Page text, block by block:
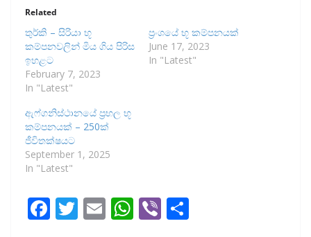
Related
තුර්කි – සිරියා භූ
කම්පනවලින් මිය ගිය පිරිස
ඉහළට
February 7, 2023
In "Latest"
ප්‍රංශයේ භූ කම්පනයක්
June 17, 2023
In "Latest"
ඇෆ්ගනිස්ථානයේ ප්‍රභල භූ
කම්පනයක් – 250ක්
ජීවිතක්ෂයට
September 1, 2025
In "Latest"
F T E W Vi